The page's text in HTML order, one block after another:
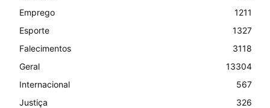
Emprego
1211
Esporte
1327
Falecimentos
3118
Geral
13304
Internacional
567
Justiça
326